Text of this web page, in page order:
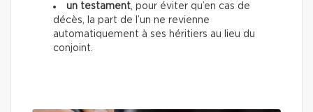
un testament , pour éviter qu’en cas de
décès, la part de l’un ne revienne
automatiquement à ses héritiers au lieu du
conjoint.